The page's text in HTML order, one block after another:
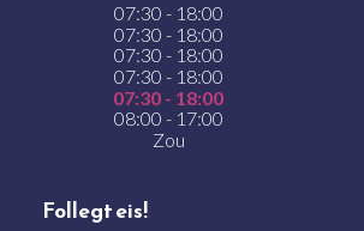
07:30 - 18:00
07:30 - 18:00
07:30 - 18:00
07:30 - 18:00
07:30 - 18:00
08:00 - 17:00
Zou
Follegt eis!